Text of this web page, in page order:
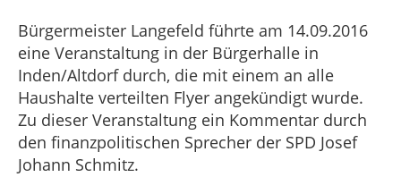
Bürgermeister Langefeld führte am 14.09.2016
eine Veranstaltung in der Bürgerhalle in
Inden/Altdorf durch, die mit einem an alle
Haushalte verteilten Flyer angekündigt wurde.
Zu dieser Veranstaltung ein Kommentar durch
den finanzpolitischen Sprecher der SPD Josef
Johann Schmitz.